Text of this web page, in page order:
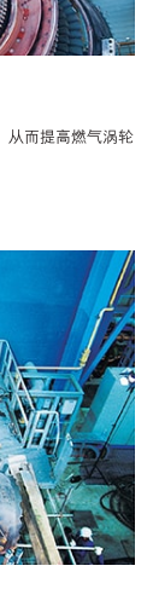
从而提高燃气涡轮